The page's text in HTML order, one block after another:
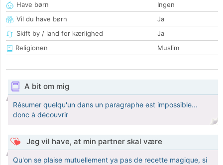
Have børn
Ingen
Vil du have børn
Ja
Skift by / land for kærlighed
Ja
Religionen
Muslim
A bit om mig
Résumer quelqu'un dans un paragraphe est impossible...
donc à découvrir
Jeg vil have, at min partner skal være
Qu'on se plaise mutuellement ya pas de recette magique, si